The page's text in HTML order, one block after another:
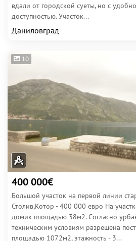
вдали от городской суеты, но с
доступностью. Участок...
Даниловград
10
400 000€
Большой участок на первой линии
Столив,Котор - 400 000 евро На
домик площадью 38м2. Согласно
техническим условиям разрешена
площадью 1072м2, этажность - 3...